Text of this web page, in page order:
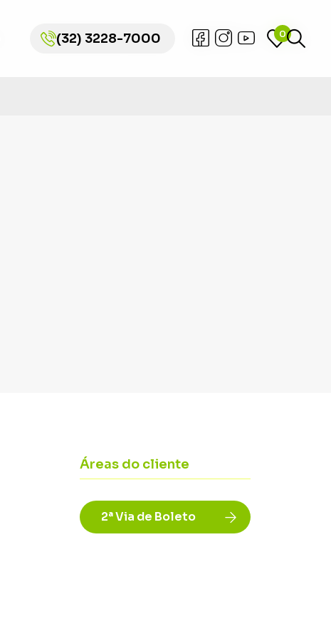
(32) 3228-7000 0
(32) 3228-7000 0
Áreas do cliente
2ª Via de Boleto